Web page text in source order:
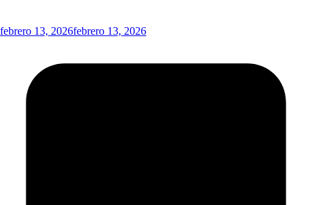
febrero 13, 2026febrero 13, 2026